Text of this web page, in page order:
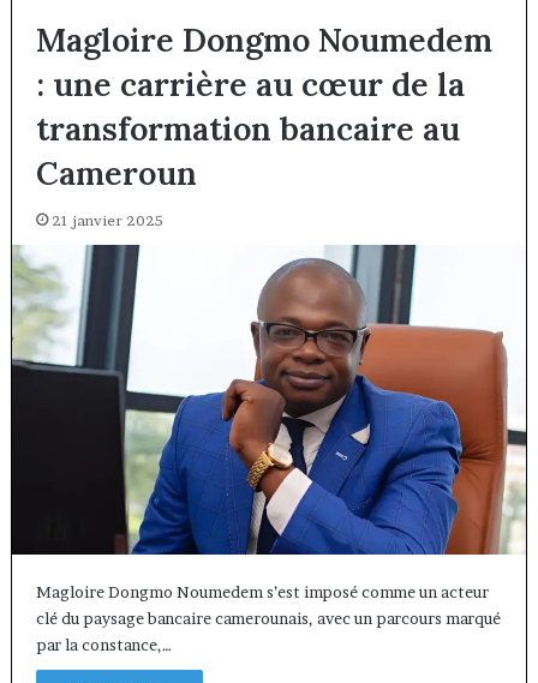
Magloire Dongmo Noumedem
: une carrière au cœur de la
transformation bancaire au
Cameroun
21 janvier 2025
Magloire Dongmo Noumedem s’est imposé comme un acteur
clé du paysage bancaire camerounais, avec un parcours marqué
par la constance,…